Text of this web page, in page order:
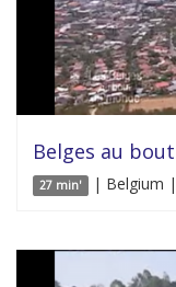
Belges au
27 min' | Belgium |